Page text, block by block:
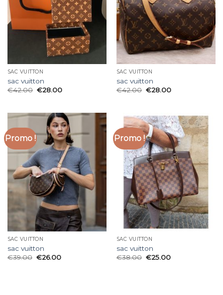
SAC VUITTON
sac vuitton
€42.00 €28.00
SAC VUITTON
sac vuitton
€42.00 €28.00
Promo !
SAC VUITTON
sac vuitton
€39.00 €26.00
Promo !
SAC VUITTON
sac vuitton
€38.00 €25.00